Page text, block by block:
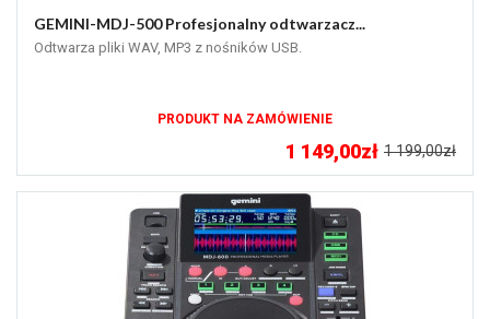
GEMINI-MDJ-500 Profesjonalny odtwarzacz...
Odtwarza pliki WAV, MP3 z nośników USB.
PRODUKT NA ZAMÓWIENIE
1 199,00zł
1 149,00zł